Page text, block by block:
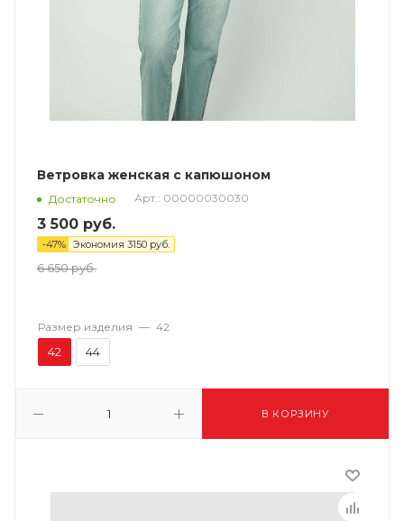
Ветровка женская с капюшоном
Достаточно Арт.: 00000030030
3 500 руб.
-47% Экономия 3150 руб.
6 650руб.
В КОРЗИНУ
Размер изделия — 42
42 44